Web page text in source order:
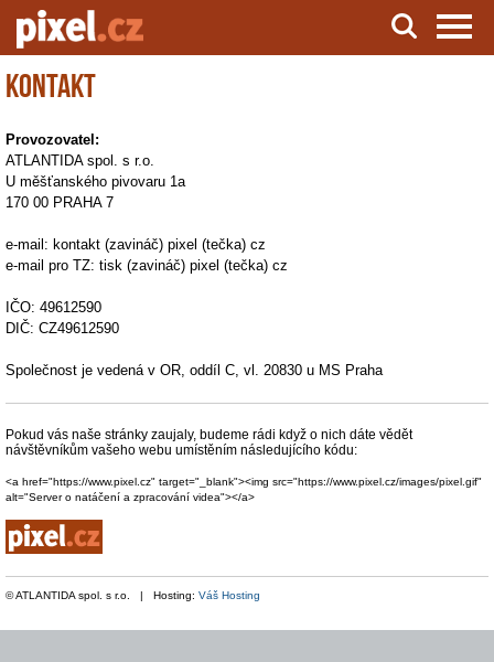
Server o natáčení a zpracování videa
Kontakt
Provozovatel:
ATLANTIDA spol. s r.o.
U měšťanského pivovaru 1a
170 00 PRAHA 7
e-mail: kontakt (zavináč) pixel (tečka) cz
e-mail pro TZ: tisk (zavináč) pixel (tečka) cz
IČO: 49612590
DIČ: CZ49612590
Společnost je vedená v OR, oddíl C, vl. 20830 u MS Praha
Pokud vás naše stránky zaujaly, budeme rádi když o nich dáte vědět
návštěvníkům vašeho webu umístěním následujícího kódu:
<a href="https://www.pixel.cz" target="_blank"><img src="https://www.pixel.cz/images/pixel.gif"
alt="Server o natáčení a zpracování videa"></a>
© ATLANTIDA spol. s r.o. | Hosting: Váš Hosting